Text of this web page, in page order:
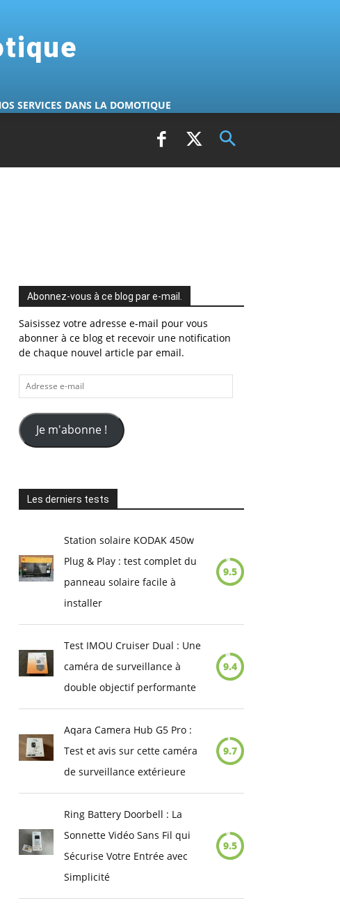
SERVICES DANS LA DOMOTIQUE
Abonnez-vous à ce blog par e-mail.
Saisissez votre adresse e-mail pour vous
abonner à ce blog et recevoir une notification
de chaque nouvel article par email.
Adresse
e-
mail
Je m'abonne !
Les derniers tests
Station solaire KODAK 450w
Plug & Play : test complet du
panneau solaire facile à
installer
9.5
Test IMOU Cruiser Dual : Une
caméra de surveillance à
double objectif performante
9.4
Aqara Camera Hub G5 Pro :
Test et avis sur cette caméra
de surveillance extérieure
9.7
Ring Battery Doorbell : La
Sonnette Vidéo Sans Fil qui
Sécurise Votre Entrée avec
Simplicité
9.5